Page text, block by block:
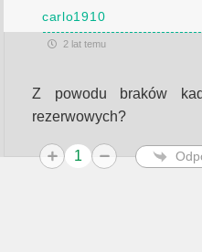
carlo1910
2 lat temu
Z powodu braków
rezerwowych?
1